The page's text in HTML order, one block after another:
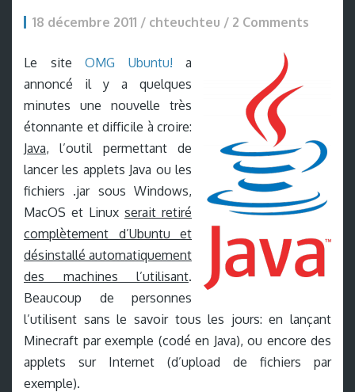
18 décembre 2011 / chteuchteu / 2 Comments
Le site OMG Ubuntu! a
annoncé il y a quelques
minutes une nouvelle très
étonnante et difficile à croire:
Java, l’outil permettant de
lancer les applets Java ou les
fichiers .jar sous Windows,
MacOS et Linux serait retiré
complètement d’Ubuntu et
désinstallé automatiquement
des machines l’utilisant.
Beaucoup de personnes
l’utilisent sans le savoir tous les jours: en lançant
Minecraft par exemple (codé en Java), ou encore des
applets sur Internet (d’upload de fichiers par
exemple).